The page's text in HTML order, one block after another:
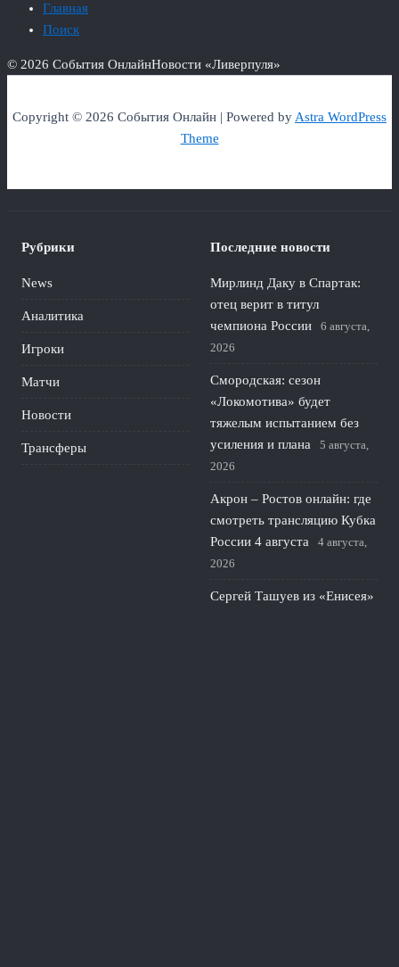
Главная
Поиск
© 2026 События ОнлайнНовости «Ливерпуля»
Copyright © 2026 События Онлайн | Powered byAstra WordPress
Theme
Рубрики
News
Аналитика
Игроки
Матчи
Новости
Трансферы
Последние новости
Мирлинд Даку в Спартак:
отец верит в титул
чемпиона России
6 августа,
2026
Смородская: сезон
«Локомотива» будет
тяжелым испытанием без
усиления и плана
5 августа,
2026
Акрон – Ростов онлайн: где
смотреть трансляцию Кубка
России 4 августа
4 августа,
2026
Сергей Ташуев из «Енисея»